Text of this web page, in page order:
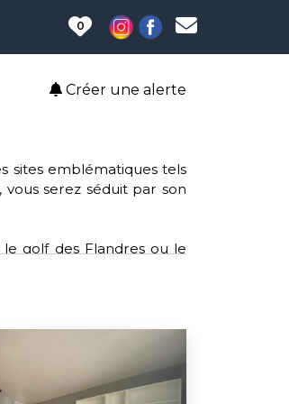
0
Créer une alerte
sites emblématiques tels
serez séduit par son
golf des Flandres ou le
rugby, le volley-ball et le
des causes telles que
de broyage mobile pour